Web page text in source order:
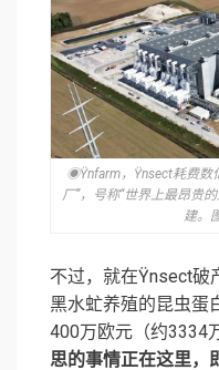
◉Ÿnfarm，Ÿnsect耗费数
厂”，号称“世界上最昂贵
建。
不过，就在Ÿnsect破
黑水虻养殖的昆虫蛋
400万欧元（约3334
思的事情正在这里，